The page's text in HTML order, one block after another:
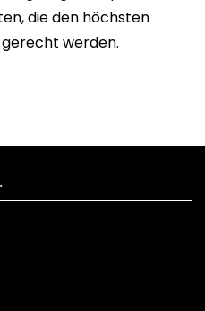
die den höchsten
werden.